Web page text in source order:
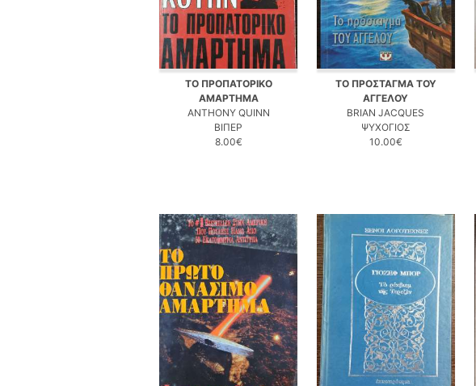
ΤΟ ΠΡΟΠΑΤΟΡΙΚΟ
ΑΜΑΡΤΗΜΑ
ANTHONY QUINN
ΒΙΠΕΡ
8.00€
ΤΟ ΠΡΟΣΤΑΓΜΑ ΤΟΥ
ΑΓΓΕΛΟΥ
BRIAN JACQUES
ΨΥΧΟΓΙΟΣ
10.00€